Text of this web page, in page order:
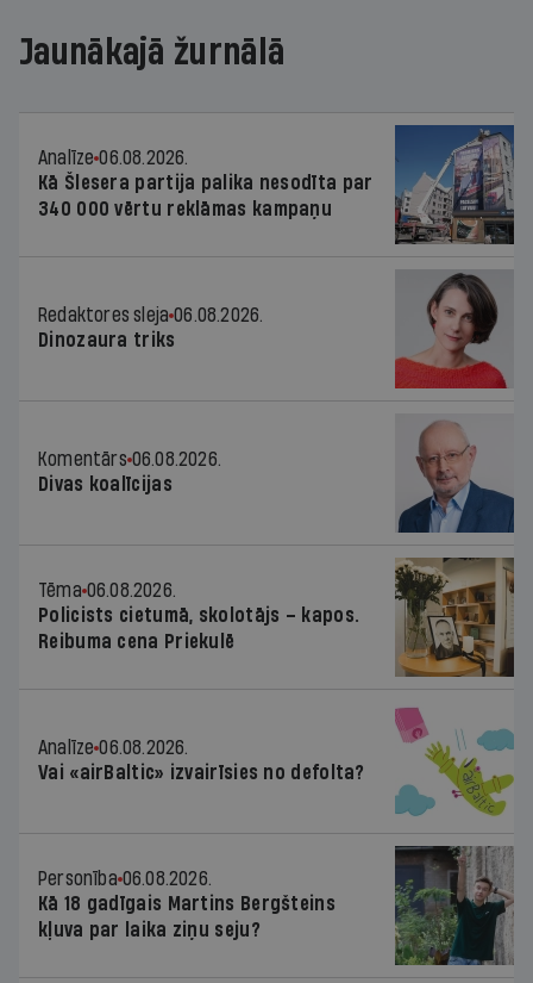
Jaunākajā žurnālā
Analīze 06.08.2026.
Kā Šlesera partija palika nesodīta par
340 000 vērtu reklāmas kampaņu
Redaktores sleja 06.08.2026.
Dinozaura triks
Komentārs 06.08.2026.
Divas koalīcijas
Tēma 06.08.2026.
Policists cietumā, skolotājs – kapos.
Reibuma cena Priekulē
Analīze 06.08.2026.
Vai «airBaltic» izvairīsies no defolta?
Personība 06.08.2026.
Kā 18 gadīgais Martins Bergšteins
kļuva par laika ziņu seju?